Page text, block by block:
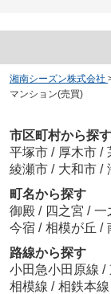
湘南シーズン株式会社
マンション(売買)
市区町村から探す
平塚市 / 厚木市 /
綾瀬市 / 大和市 /
町名から探す
御殿 / 四之宮 / 一
今宿 / 相模が丘 /
路線から探す
小田急小田原線 /
相模線 / 相鉄本線